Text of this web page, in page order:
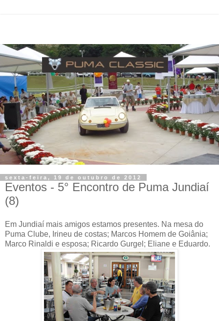
sexta-feira, 19 de outubro de 2012
Eventos - 5° Encontro de Puma Jundiaí
(8)
Em Jundiaí mais amigos estamos presentes. Na mesa do
Puma Clube, Irineu de costas; Marcos Homem de Goiânia;
Marco Rinaldi e esposa; Ricardo Gurgel; Eliane e Eduardo.